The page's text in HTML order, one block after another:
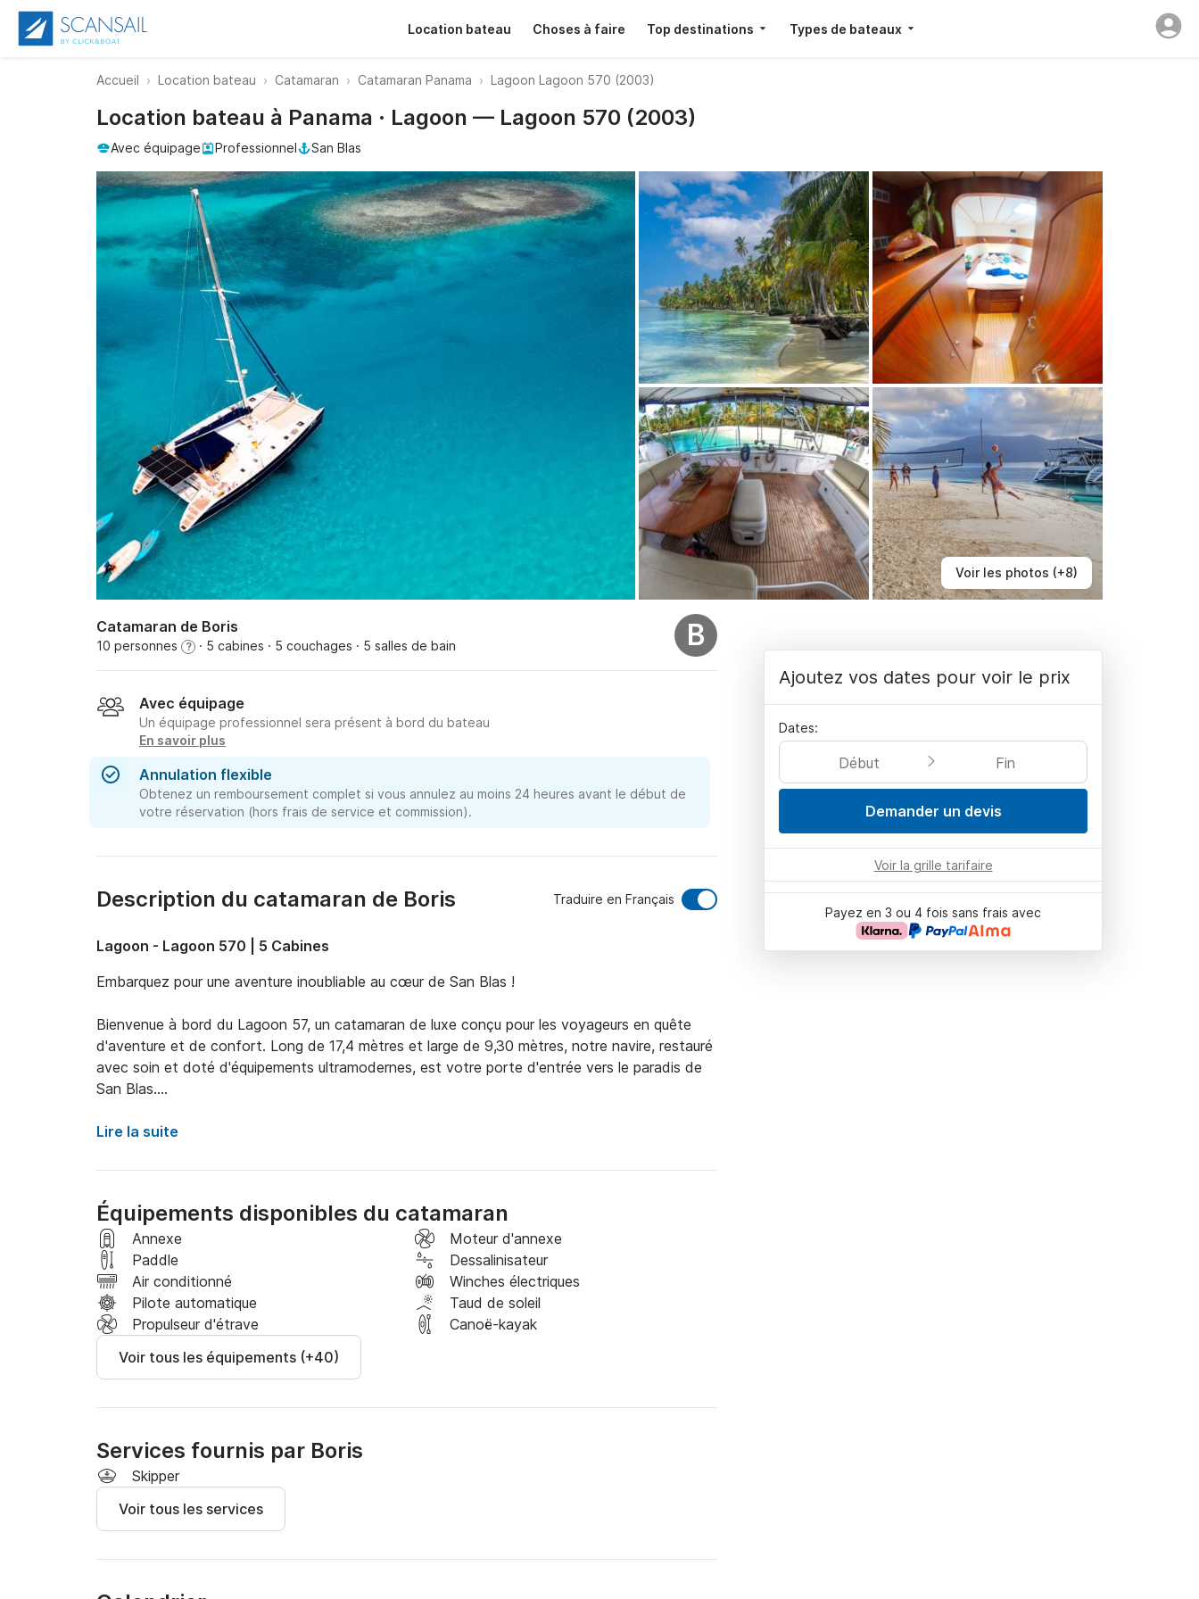
Location bateau Choses à faire Top destinations Types de bateaux
Accueil Location bateau Catamaran Catamaran Panama Lagoon Lagoon 570 (2003)
Voir les photos (+8)
Location bateau à Panama · Lagoon — Lagoon 570 (2003)
Avec équipage Professionnel San Blas
Catamaran de Boris
10 personnes ? · 5 cabines · 5 couchages · 5 salles de bain B
Avec équipage
Un équipage professionnel sera présent à bord du bateau
En savoir plus
Annulation flexible
Obtenez un remboursement complet si vous annulez au moins 24 heures avant le début de
votre réservation (hors frais de service et commission).
Description du catamaran de Boris Traduire en Français
Lagoon - Lagoon 570 | 5 Cabines
Embarquez pour une aventure inoubliable au cœur de San Blas !
Bienvenue à bord du Lagoon 57, un catamaran de luxe conçu pour les voyageurs en quête
d'aventure et de confort. Long de 17,4 mètres et large de 9,30 mètres, notre navire, restauré
avec soin et doté d'équipements ultramodernes, est votre porte d'entrée vers le paradis de
San Blas.
Imaginez-vous naviguer au cœur d'un archipel de plus de 300 îles préservées, chacune offrant
dans la réserve indigène de Guna Yala, vous serez émerveillé par la culture vibrante et la
beauté naturelle qui vous entourent.
Notre équipage dévoué, parlant couramment espagnol, anglais et portugais, est là pour faire
de votre voyage une expérience extraordinaire. Avec un capitaine expérimenté, un équipage
et un chef cuisinier à bord, vous bénéficierez d'un service irréprochable, attentif à tous vos
besoins. Savourez des repas frais et préparés avec expertise tout en profitant du soleil
généreux des Caraïbes.
Rejoignez-nous pour une expérience inoubliable où aventure et élégance se conjuguent. Bien
croisière dès aujourd'hui et laissez-nous vous guider à la découverte des trésors cachés de
Lire la suite
Équipements disponibles du catamaran
Annexe
Moteur d'annexe
Paddle
Dessalinisateur
Air conditionné
Winches électriques
Pilote automatique
Taud de soleil
Propulseur d'étrave
Canoë-kayak
Voir tous les équipements (+40)
Services fournis par Boris
Skipper
Voir tous les services
Ajoutez vos dates pour voir le prix
Dates:
Début Fin
Demander un devis
Voir la grille tarifaire
Payez en 3 ou 4 fois sans frais avec